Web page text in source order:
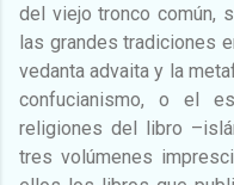
del viejo tronco común,
las grandes tradiciones
vedanta advaita y la
confucianismo, o el
religiones del libro
tres volúmenes